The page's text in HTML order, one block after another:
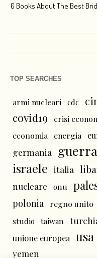
6 Books About The Best
TOP SEARCHES
armi nucleari cdc
covid19 crisi
economia energia
germania guerra
israele italia
nucleare onu
polonia regno unito
studio taiwan
unione europea usa
yemen